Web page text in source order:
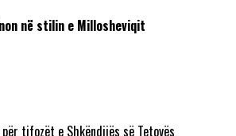
në stilin e Millosheviqit
tifozët e Shkëndijës së Tetovës